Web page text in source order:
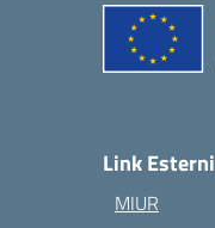
Link Esterni
MIUR